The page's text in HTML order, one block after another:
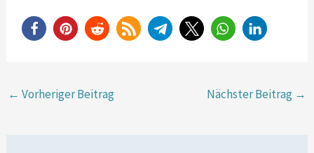
← Vorheriger Beitrag Nächster Beitrag →